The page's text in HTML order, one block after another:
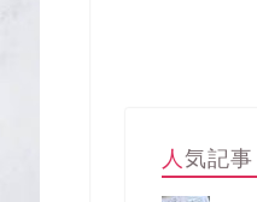
人気記事